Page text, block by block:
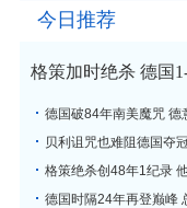
今日推荐
格策加时绝杀 德国
德国破84年南美魔咒 德
贝利诅咒也难阻德国夺
格策绝杀创48年1纪录
德国时隔24年再登巅峰